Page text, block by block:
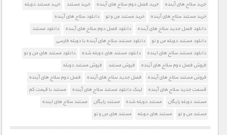
خرید سلاح های آینده
خرید فصل دوم سلاح های آینده خرید مستند
خرید مستند دوبله
خرید مستند سلاح های آینده
خرید مستند من و تو
دانلود سلاح های آینده
دانلود فصل جدید سلاح های آینده
دانلود فصل دوم سلاح های آینده
دانلود مستند
دانلود مستند دوبله من و تو
دانلود مستند سلاح های آینده با دوبله فارسی
دانلود مستند سلاح های اینده
دانلود مستند های دوبله شده
دانلود مستند های من و تو
فروش فصل دوم سلاح های آینده
فروش مستند
فروش مستند دوبله
فروش مستند سلاح های آینده
فصل جدید سلاح های آینده
فصل دوم سلاح های آینده
قسمت جدید سلاح های آینده
لینک دانلود مستند سلاح های آینده
مستند با قیمت کم
مستند دوبله رایگان
مستند دوبله شده مستند رایگان
مستند سلاح های اینده
مستند من و تو
مستند های دوبله مستند های من و تو